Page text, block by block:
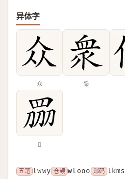
异体字
众 衆
𥅫
五笔 lwwy 仓颉 wlooo 郑码 lkms